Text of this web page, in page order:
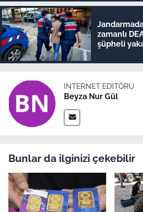
zamanlı
şüpheli
İNTERNET EDITÖRÜ
Beyza Nur Gül
Bunlar da ilginizi çekebilir